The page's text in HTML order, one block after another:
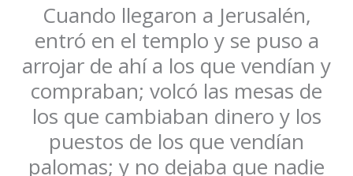
Cuando llegaron a Jerusalén,
entró en el templo y se puso a
arrojar de ahí a los que vendían y
compraban; volcó las mesas de
los que cambiaban dinero y los
puestos de los que vendían
palomas; y no dejaba que nadie